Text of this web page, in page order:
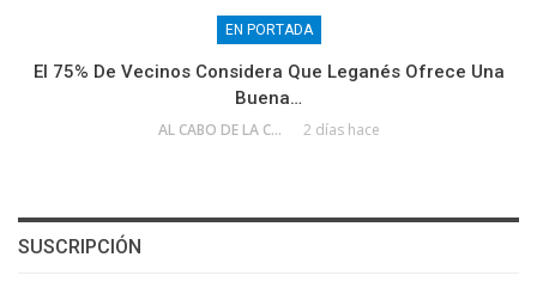
EN PORTADA
El 75% De Vecinos Considera Que Leganés Ofrece Una
Buena…
AL CABO DE LA CALLE 2 días hace
SUSCRIPCIÓN